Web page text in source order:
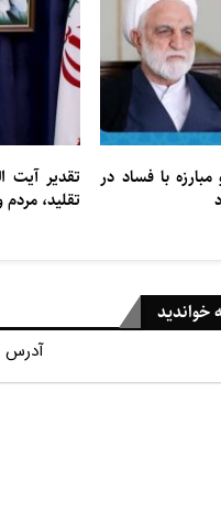
با فساد در
تقدیر آیت
تقلید،
خواندید
آدرس